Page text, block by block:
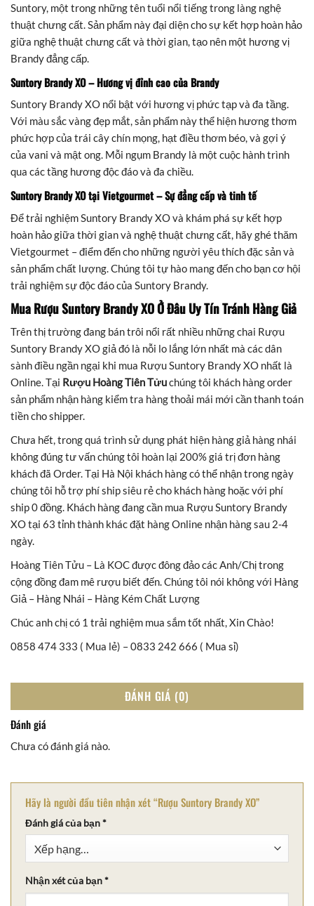
Suntory, một trong những tên tuổi nổi tiếng trong làng nghệ
thuật chưng cất. Sản phẩm này đại diện cho sự kết hợp hoàn hảo
giữa nghệ thuật chưng cất và thời gian, tạo nên một hương vị
Brandy đẳng cấp.
Suntory Brandy XO – Hương vị đỉnh cao của Brandy
Suntory Brandy XO nổi bật với hương vị phức tạp và đa tầng.
Với màu sắc vàng đẹp mắt, sản phẩm này thể hiện hương thơm
phức hợp của trái cây chín mọng, hạt điều thơm béo, và gợi ý
của vani và mật ong. Mỗi ngụm Brandy là một cuộc hành trình
qua các tầng hương độc đáo và đa chiều.
Suntory Brandy XO tại Vietgourmet – Sự đẳng cấp và tinh tế
Để trải nghiệm Suntory Brandy XO và khám phá sự kết hợp
hoàn hảo giữa thời gian và nghệ thuật chưng cất, hãy ghé thăm
Vietgourmet – điểm đến cho những người yêu thích đặc sản và
sản phẩm chất lượng. Chúng tôi tự hào mang đến cho bạn cơ hội
trải nghiệm sự độc đáo của Suntory Brandy.
Mua Rượu Suntory Brandy XOỞ Đâu Uy Tín Tránh Hàng Giả
Trên thị trường đang bán trôi nổi rất nhiều những chai Rượu
Suntory Brandy XO giả đó là nỗi lo lắng lớn nhất mà các dân
sành điều ngần ngại khi mua Rượu Suntory Brandy XO nhất là
Online. Tại Rượu Hoàng Tiên Tửuchúng tôi khách hàng order
sản phẩm nhận hàng kiểm tra hàng thoải mái mới cần thanh toán
tiền cho shipper.
Chưa hết, trong quá trình sử dụng phát hiện hàng giả hàng nhái
không đúng tư vấn chúng tôi hoàn lại 200% giá trị đơn hàng
khách đã Order. Tại Hà Nội khách hàng có thể nhận trong ngày
chúng tôi hỗ trợ phí ship siêu rẻ cho khách hàng hoặc với phí
ship 0 đồng. Khách hàng đang cần mua Rượu Suntory Brandy
XO tại 63 tỉnh thành khác đặt hàng Online nhận hàng sau 2-4
ngày.
Hoàng Tiên Tửu – Là KOC được đông đảo các Anh/Chị trong
cộng đồng đam mê rượu biết đến. Chúng tôi nói không với Hàng
Giả – Hàng Nhái – Hàng Kém Chất Lượng
Chúc anh chị có 1 trải nghiệm mua sắm tốt nhất, Xin Chào!
0858 474 333 ( Mua lẻ) – 0833 242 666 ( Mua sỉ)
ĐÁNH GIÁ (0)
Đánh giá
Chưa có đánh giá nào.
Hãy là người đầu tiên nhận xét “Rượu Suntory Brandy XO”
Đánh giá của bạn*
Nhận xét của bạn*